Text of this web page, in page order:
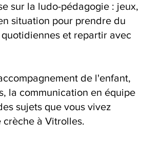
sur la ludo-pédagogie : jeux,
situation pour prendre du
et repartir avec
de l'enfant,
la communication en équipe
sujets que vous vivez
à Vitrolles.